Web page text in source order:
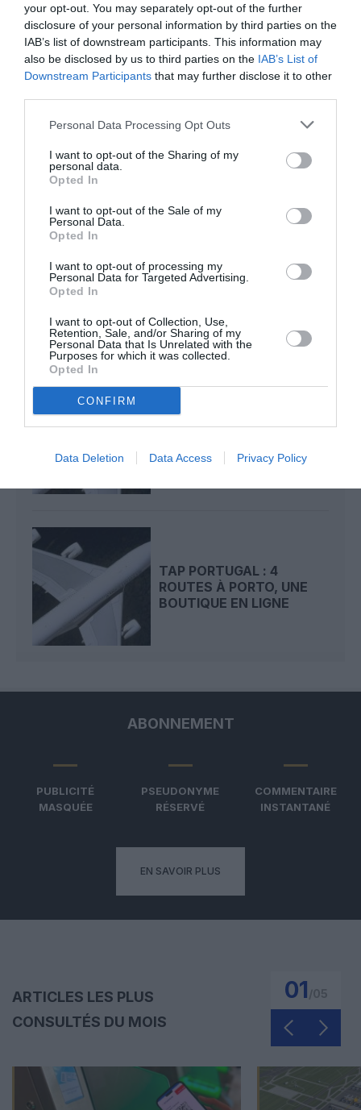
your opt-out. You may separately opt-out of the further
disclosure of your personal information by third parties on the
IAB’s list of downstream participants. This information may
also be disclosed by us to third parties on the IAB’s List of
Downstream Participants that may further disclose it to other
Personal Data Processing Opt Outs
I want to opt-out of the Sharing of my
personal data.
Opted In
I want to opt-out of the Sale of my
Personal Data.
Opted In
I want to opt-out of processing my
Personal Data for Targeted Advertising.
Opted In
I want to opt-out of Collection, Use,
Retention, Sale, and/or Sharing of my
Personal Data that Is Unrelated with the
Purposes for which it was collected.
Opted In
CONFIRM
Data Deletion Data Access Privacy Policy
Ah Bon ? a commenté l'article :
Insolite : le Pentagone publie de nouvelles vidéos
TAP AIR PORTUGAL
GAGNE 21,7% DE
TAP PORTUGAL PART À
TAP PORTUGAL : 4
ROUTES À PORTO, UNE
BOUTIQUE EN LIGNE
ABONNEMENT
PUBLICITÉ
MASQUÉE
PSEUDONYME
RÉSERVÉ
COMMENTAIRE
INSTANTANÉ
EN SAVOIR PLUS
ARTICLES LES PLUS
CONSULTÉS DU MOIS
01